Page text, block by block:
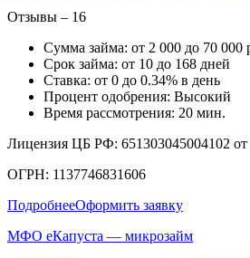
Отзывы – 16
Сумма займа: от 2 000 до 70 000
Срок займа: от 10 до 168 дней
Ставка: от 0 до 0.34% в день
Процент одобрения: Высокий
Время рассмотрения: 20 мин.
Лицензия ЦБ РФ: 651303045004102 от
ОГРН: 1137746831606
ПодробнееОформить заявку
МФО еКапуста — микрозайм